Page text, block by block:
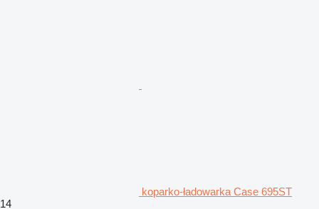
koparko-ładowarka Case 695ST
14